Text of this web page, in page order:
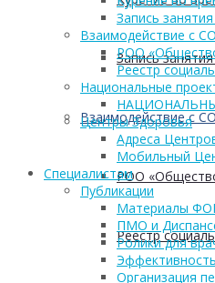
Запись
Взаимодействие с
РОО
Реестр
Запись
Взаимодействие с
РОО
Реестр
Национальные
Центры Здоровья
Адреса
Мобильный
Cпециалистам
Публикации
Материалы
ПМО и
Ролики для
Организация